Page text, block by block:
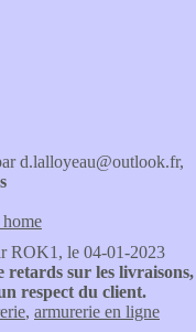
d.lalloyeau@outlook.fr,
ROK1, le 04-01-2023
retards sur les livraisons,
respect du client.
, armurerie en ligne